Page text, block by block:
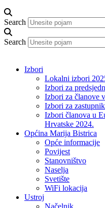
Search
Search
Izbori
Lokalni izbori
Izbori za
Izbori za članove
Izbori za
Izbori članova u
Hrvatske 2024.
Općina Marija Bistrica
Opće informacije
Povijest
Stanovništvo
Naselja
Svetište
WiFi lokacija
Ustroj
Načelnik